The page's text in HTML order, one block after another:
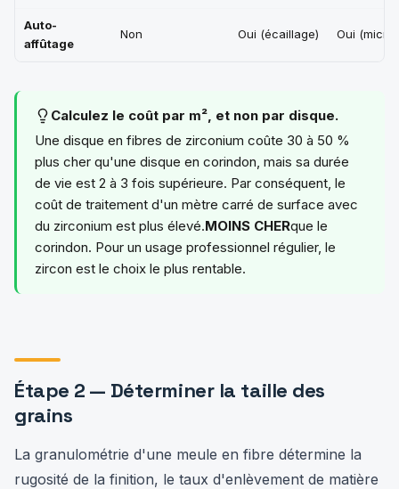
Auto-
affûtage
Non Oui (écaillage) Oui
Calculez le coût par m², et non par disque.
Une disque en fibres de zirconium coûte 30 à 50 %
plus cher qu'une disque en corindon, mais sa durée
de vie est 2 à 3 fois supérieure. Par conséquent, le
coût de traitement d'un mètre carré de surface avec
du zirconium est plus élevé.MOINS CHERque le
corindon. Pour un usage professionnel régulier, le
zircon est le choix le plus rentable.
Étape 2 — Déterminer la taille des
grains
La granulométrie d'une meule en fibre détermine la
rugosité de la finition, le taux d'enlèvement de matière